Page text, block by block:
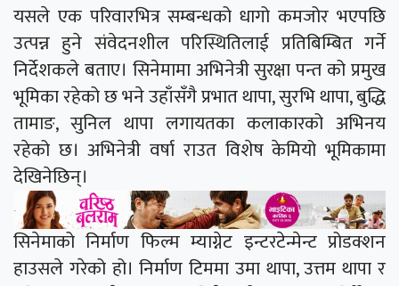
यसले एक परिवारभित्र सम्बन्धको धागो कमजोर भएपछि
उत्पन्न हुने संवेदनशील परिस्थितिलाई प्रतिबिम्बित गर्ने
निर्देशकले बताए। सिनेमामा अभिनेत्री सुरक्षा पन्त को प्रमुख
भूमिका रहेको छ भने उहाँसँगै प्रभात थापा, सुरभि थापा, बुद्धि
तामाङ, सुनिल थापा लगायतका कलाकारको अभिनय
रहेको छ। अभिनेत्री वर्षा राउत विशेष केमियो भूमिकामा
देखिनेछिन्।
सिनेमाको निर्माण फिल्म म्याग्नेट इन्टरटेन्मेन्ट प्रोडक्शन
हाउसले गरेको हो। निर्माण टिममा उमा थापा, उत्तम थापा र